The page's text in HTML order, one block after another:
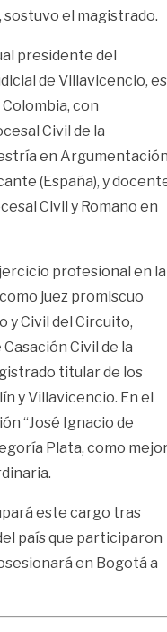
el magistrado.
presidente del
de Villavicencio, es
con
Civil de la
en
(España), y
Civil y Romano en
profesional en la
juez promiscuo
y Civil del Circuito,
Civil de la
titular de los
y Villavicencio. En el
“José Ignacio de
Plata, como
este cargo tras
país que participaron
en Bogotá a